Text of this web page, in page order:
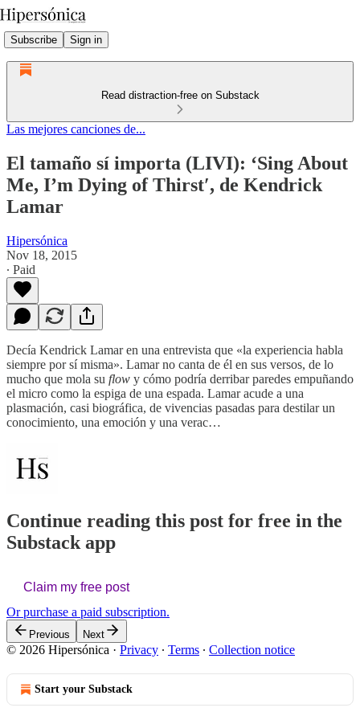
Subscribe Sign in
Read distraction-free on Substack
Las mejores canciones de...
El tamaño sí importa (LIVI): ‘Sing About
Me, I’m Dying of Thirst′, de Kendrick
Lamar
Hipersónica
Nov 18, 2015
∙ Paid
Decía Kendrick Lamar en una entrevista que «la experiencia habla
siempre por sí misma». Lamar no canta de él en sus versos, de lo
mucho que mola su flow y cómo podría derribar paredes empuñando
el micro como la espiga de una espada. Lamar acude a una
plasmación, casi biográfica, de vivencias pasadas para destilar un
conocimiento, una emoción y una verac…
Continue reading this post for free in the
Substack app
Claim my free post
Or purchase a paid subscription.
Previous Next
© 2026 Hipersónica · Privacy ∙ Terms ∙ Collection notice
Start your Substack